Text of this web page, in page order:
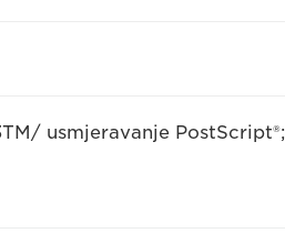
usmjeravanje PostScript®;